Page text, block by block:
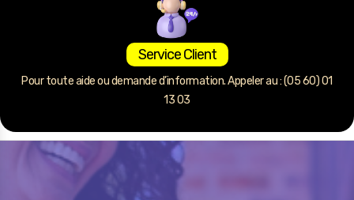
Service Client
Pour toute aide ou demande d’information. Appeler au : (05 60) 01
13 03